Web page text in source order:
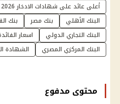
أعلى عائد على شهادات الادخار 2026
البنك الأهلي
بنك مصر
بنك
البنك التجاري الدولي
اسعار
البنك المركزي المصري
الشهادة
محتوى مدفوع